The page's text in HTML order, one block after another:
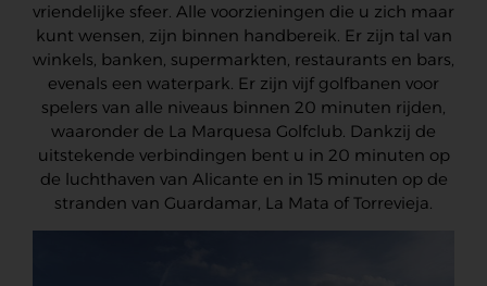
vriendelijke sfeer. Alle voorzieningen die u zich maar
kunt wensen, zijn binnen handbereik. Er zijn tal van
winkels, banken, supermarkten, restaurants en bars,
evenals een waterpark. Er zijn vijf golfbanen voor
spelers van alle niveaus binnen 20 minuten rijden,
waaronder de La Marquesa Golfclub. Dankzij de
uitstekende verbindingen bent u in 20 minuten op
de luchthaven van Alicante en in 15 minuten op de
stranden van Guardamar, La Mata of Torrevieja.